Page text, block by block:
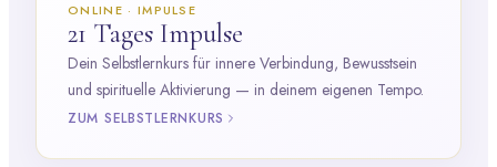
ONLINE · IMPULSE
21 Tages Impulse
Dein Selbstlernkurs für innere Verbindung, Bewusstsein
und spirituelle Aktivierung — in deinem eigenen Tempo.
ZUM SELBSTLERNKURS